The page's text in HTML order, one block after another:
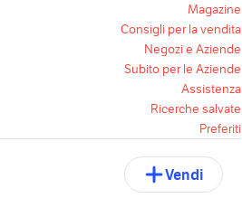
Magazine
Consigli per la vendita
Negozi e Aziende
Subito per le Aziende
Assistenza
Ricerche salvate
Preferiti
Vendi